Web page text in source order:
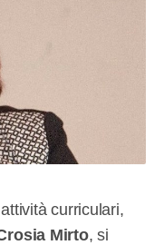
curriculari,
Mirto, si